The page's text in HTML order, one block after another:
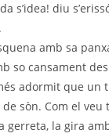
s’idea! diu
amb sa
so cansament
adormit que un
de sòn. Com el
gerreta, la gira